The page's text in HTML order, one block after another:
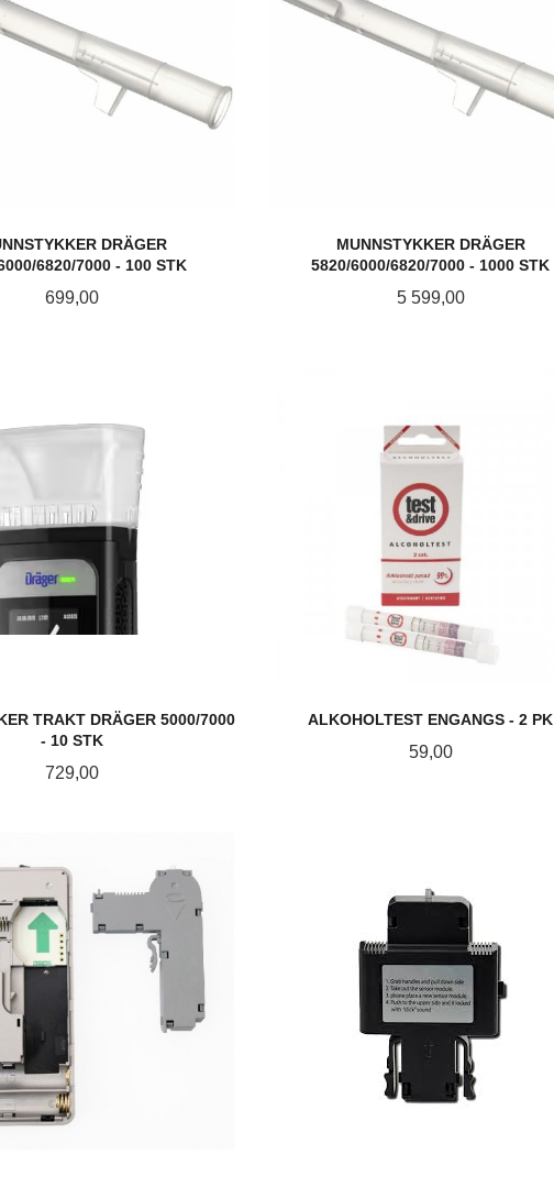
DRÄGER
6820/7000 - 100 STK
Pris
699,00
MUNNSTYKKER DRÄGER
5820/6000/6820/7000 - 1000 STK
Pris
5 599,00
TRAKT DRÄGER 5000/7000
- 10 STK
Pris
729,00
ALKOHOLTEST ENGANGS - 2 PK
Pris
59,00